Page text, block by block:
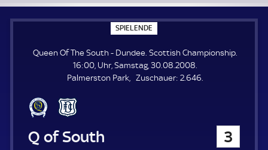
SPIELENDE
P
E
L
E
N
Queen Of The South - Dundee. Scottish Championship.
16:00, Uhr, Samstag, 30.08.2008.
Palmerston Park
Zuschauer: Z
2.646.
Queen Of The South
3